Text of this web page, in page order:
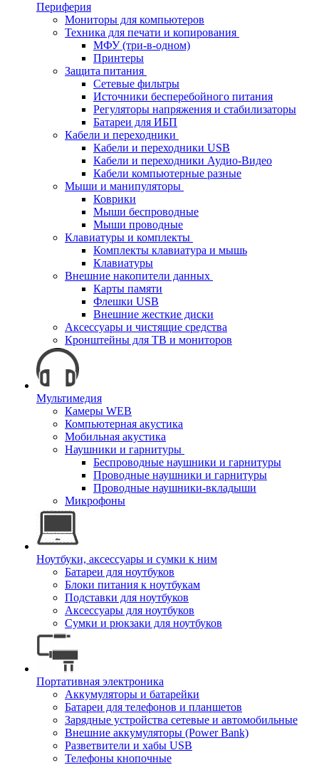
Периферия
Мониторы для компьютеров
Техника для печати и копирования
МФУ (три-в-одном)
Принтеры
Защита питания
Сетевые фильтры
Источники бесперебойного питания
Регуляторы напряжения и стабилизаторы
Батареи для ИБП
Кабели и переходники
Кабели и переходники USB
Кабели и переходники Аудио-Видео
Кабели компьютерные разные
Мыши и манипуляторы
Коврики
Мыши беспроводные
Мыши проводные
Клавиатуры и комплекты
Комплекты клавиатура и мышь
Клавиатуры
Внешние накопители данных
Карты памяти
Флешки USB
Внешние жесткие диски
Аксессуары и чистящие средства
Кронштейны для ТВ и мониторов
Мультимедия
Камеры WEB
Компьютерная акустика
Мобильная акустика
Наушники и гарнитуры
Беспроводные наушники и гарнитуры
Проводные наушники и гарнитуры
Проводные наушники-вкладыши
Микрофоны
Ноутбуки, аксессуары и сумки к ним
Батареи для ноутбуков
Блоки питания к ноутбукам
Подставки для ноутбуков
Аксессуары для ноутбуков
Сумки и рюкзаки для ноутбуков
Портативная электроника
Аккумуляторы и батарейки
Батареи для телефонов и планшетов
Зарядные устройства сетевые и автомобильные
Внешние аккумуляторы (Power Bank)
Разветвители и хабы USB
Телефоны кнопочные